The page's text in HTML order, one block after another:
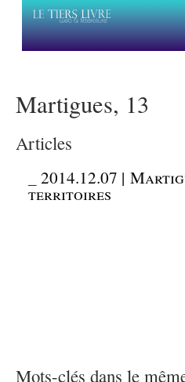
Martigues, 13
Articles
_2014.12.07 |
territoires
Mots-clés dans le